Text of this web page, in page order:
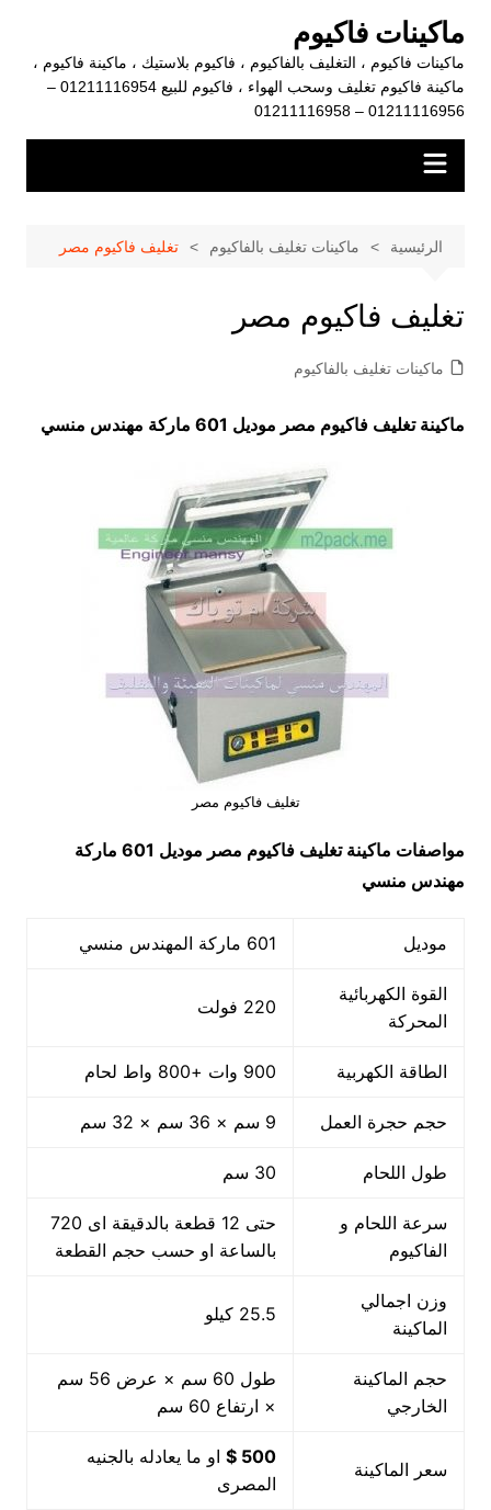
المحتوى
ماكينات فاكيوم
ماكينات فاكيوم ، التغليف بالفاكيوم ، فاكيوم بلاستيك ، ماكينة فاكيوم ،
ماكينة فاكيوم تغليف وسحب الهواء ، فاكيوم للبيع 01211116954 –
01211116956 – 01211116958
الرئيسية ماكينات تغليف بالفاكيوم تغليف فاكيوم مصر
تغليف فاكيوم مصر
ماكينات تغليف بالفاكيوم
ماكينة تغليف فاكيوم مصر موديل 601 ماركة مهندس منسي
تغليف فاكيوم مصر
مواصفات ماكينةتغليف فاكيوم مصر
موديل 601 ماركة
مهندس منسي
موديل 601 ماركة المهندس منسي
القوة الكهربائية
المحركة
220 فولت
الطاقة الكهربية 900 وات +800 واط لحام
حجم حجرة العمل 9 سم × 36 سم × 32 سم
طول اللحام 30 سم
سرعة اللحام و
الفاكيوم
حتى 12 قطعة بالدقيقة اى 720
بالساعة او حسب حجم القطعة
وزن اجمالي
الماكينة
25.5 كيلو
حجم الماكينة
الخارجي
طول 60 سم × عرض 56 سم
× ارتفاع 60 سم
سعر الماكينة
500 $
او ما يعادله بالجنيه
المصرى